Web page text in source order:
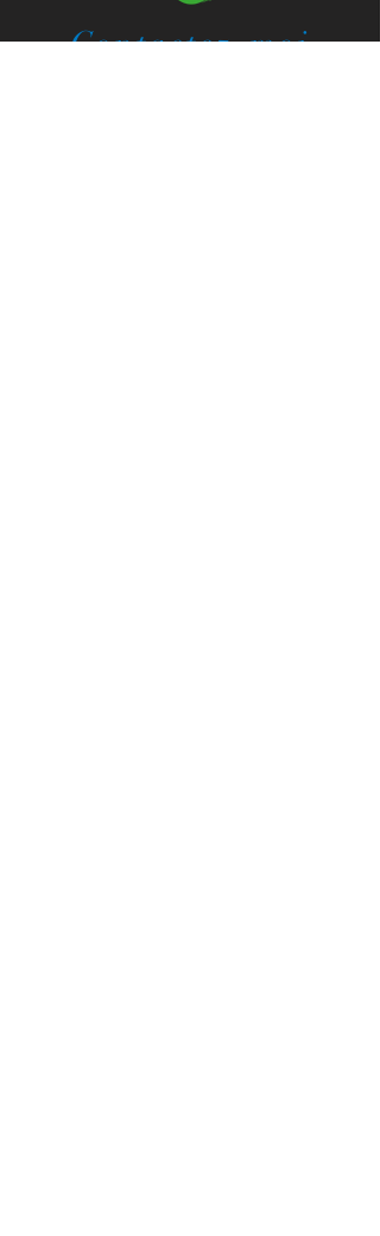
Contactez-moi